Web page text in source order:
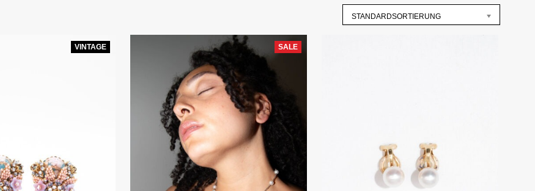
STANDARDSORTIERUNG
VINTAGE SALE